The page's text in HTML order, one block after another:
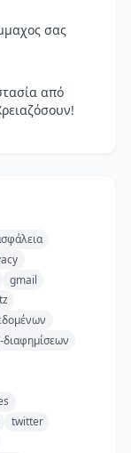
σας
από
gmail
twitter